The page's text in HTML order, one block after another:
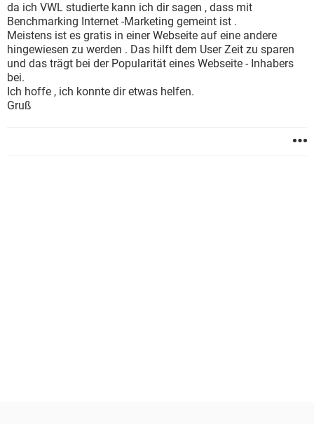
da ich VWL studierte kann ich dir sagen , dass mit
Benchmarking Internet -Marketing gemeint ist .
Meistens ist es gratis in einer Webseite auf eine andere
hingewiesen zu werden . Das hilft dem User Zeit zu sparen
und das trägt bei der Popularität eines Webseite - Inhabers
bei.
Ich hoffe , ich konnte dir etwas helfen.
Gruß